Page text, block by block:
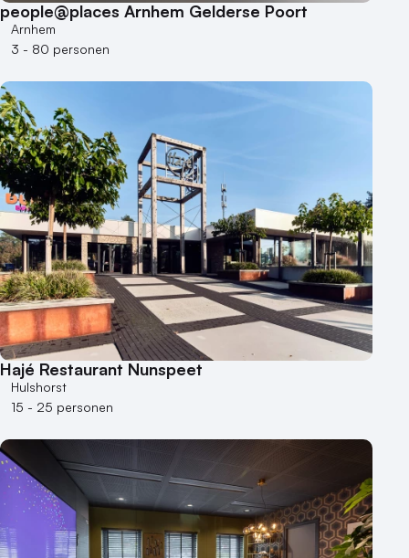
people@places Arnhem Gelderse Poort
Arnhem
3 - 80 personen
Hajé Restaurant Nunspeet
Hulshorst
15 - 25 personen